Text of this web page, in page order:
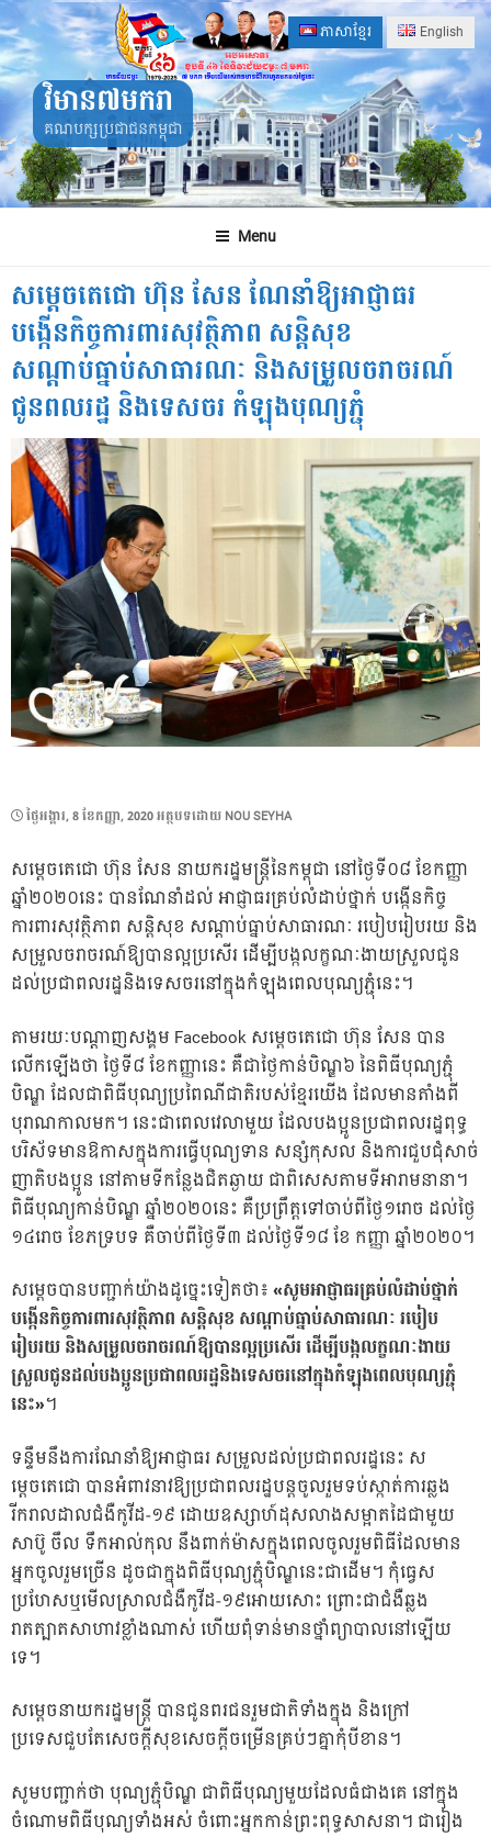
Skip
to
content
ភាសាខ្មែរ English
វិមាន៧មករា
គណបក្សប្រជាជនកម្ពុជា
Menu
សម្តេចតេជោ ហ៊ុន សែន ណែនាំឱ្យអាជ្ញាធរ
បង្កើនកិច្ចការពារសុវត្ថិភាព សន្តិសុខ
សណ្តាប់ធ្នាប់សាធារណៈ និងសម្រួលចរាចរណ៍
ជូនពលរដ្ឋ និងទេសចរ កំឡុងបុណ្យភ្ជុំ
POSTED
ថ្ងៃ​អង្គារ, 8 ខែ​កញ្ញា, 2020អត្ថបទដោយ NOU SEYHA
សម្តេចតេជោ ហ៊ុន សែន នាយករដ្ឋមន្រ្តីនៃកម្ពុជា នៅថ្ងៃទី០៨ ខែកញ្ញា
ឆ្នាំ២០២០នេះ បានណែនាំដល់ អាជ្ញាធរគ្រប់លំដាប់ថ្នាក់ បង្កើនកិច្ច
ការពារសុវត្ថិភាព សន្តិសុខ សណ្តាប់ធ្នាប់សាធារណៈ របៀបរៀបរយ និង
សម្រួលចរាចរណ៍ឱ្យបានល្អប្រសើរ ដើម្បីបង្កលក្ខណៈងាយស្រួលជូន
ដល់ប្រជាពលរដ្ឋនិងទេសចរនៅក្នុងកំឡុងពេលបុណ្យភ្ជុំនេះ។
តាមរយៈបណ្តាញសង្គម Facebook សម្តេចតេជោ ហ៊ុន សែន បាន
លើកឡើងថា ថ្ងៃទី៨ ខែកញ្ញានេះ គឺជាថ្ងៃកាន់បិណ្ឌ៦ នៃពិធីបុណ្យភ្ជុំ
បិណ្ឌ ដែលជាពិធីបុណ្យប្រពៃណីជាតិរបស់ខ្មែរយើង ដែលមានតាំងពី
បុរាណកាលមក។ នេះជាពេលវេលាមួយ ដែលបងប្អូនប្រជាពលរដ្ឋពុទ្ធ
បរិស័ទមានឱកាសក្នុងការធ្វើបុណ្យទាន សន្សំកុសល និងការជួបជុំសាច់
ញាតិបងប្អូន នៅតាមទីកន្លែងជិតឆ្ងាយ ជាពិសេសតាមទីអារាមនានា។
ពិធីបុណ្យកាន់បិណ្ឌ ឆ្នាំ២០២០នេះ គឺប្រព្រឹត្តទៅចាប់ពីថ្ងៃ១រោច ដល់ថ្ងៃ
១៤រោច ខែភទ្របទ គឺចាប់ពីថ្ងៃទី៣ ដល់ថ្ងៃទី១៨ ខែ កញ្ញា ឆ្នាំ២០២០។
សម្តេចបានបញ្ជាក់យ៉ាងដូច្នេះទៀតថា៖«សូមអាជ្ញាធរគ្រប់លំដាប់ថ្នាក់
បង្កើនកិច្ចការពារសុវត្ថិភាព សន្តិសុខ សណ្តាប់ធ្នាប់សាធារណៈ របៀប
រៀបរយ និងសម្រួលចរាចរណ៍ឱ្យបានល្អប្រសើរ ដើម្បីបង្កលក្ខណៈងាយ
ស្រួលជូនដល់បងប្អូនប្រជាពលរដ្ឋនិងទេសចរនៅក្នុងកំឡុងពេលបុណ្យភ្ជុំ
នេះ»។
ទន្ទឹមនឹងការណែនាំឱ្យអាជ្ញាធរ សម្រួលដល់ប្រជាពលរដ្ឋនេះ ស
ម្តេចតេជោ បានអំពាវនាវឱ្យប្រជាពលរដ្ឋបន្តចូលរួមទប់ស្កាត់ការឆ្លង
រីករាលដាលជំងឺកូវីដ-១៩ ដោយឧស្សាហ៍ដុសលាងសម្អាតដៃជាមួយ
សាប៊ូ ចឹល ទឹកអាល់កុល នឹងពាក់ម៉ាសក្នុងពេលចូលរួមពិធីដែលមាន
អ្នកចូលរួមច្រើន ដូចជាក្នុងពិធីបុណ្យភ្ជុំបិណ្ឌនេះជាដើម។ កុំធ្វេស
ប្រហែសឬមើលស្រាលជំងឺកូវីដ-១៩អោយសោះ ព្រោះជាជំងឺឆ្លង
រាតត្បាតសាហាវខ្លាំងណាស់ ហើយពុំទាន់មានថ្នាំព្យាបាលនៅឡើយ
ទេ។
សម្តេចនាយករដ្ឋមន្រ្តី បានជូនពរជនរួមជាតិទាំងក្នុង និងក្រៅ
ប្រទេសជួបតែសេចក្តីសុខសេចក្តីចម្រើនគ្រប់ៗគ្នាកុំបីខាន។
សូមបញ្ជាក់ថា បុណ្យភ្ជុំបិណ្ឌ ជាពិធីបុណ្យមួយដែលធំជាងគេ នៅក្នុង
ចំណោមពិធីបុណ្យទាំងអស់ ចំពោះអ្នកកាន់ព្រះពុទ្ធសាសនា។ ជារៀង